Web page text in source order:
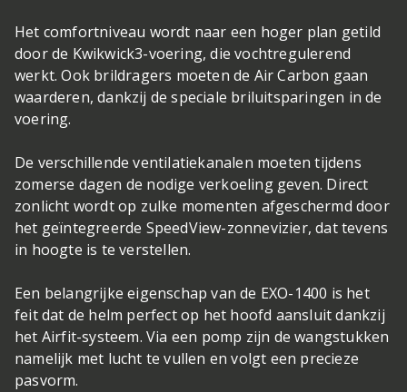
Het comfortniveau wordt naar een hoger plan getild
door de Kwikwick3-voering, die vochtregulerend
werkt. Ook brildragers moeten de Air Carbon gaan
waarderen, dankzij de speciale briluitsparingen in de
voering.
De verschillende ventilatiekanalen moeten tijdens
zomerse dagen de nodige verkoeling geven. Direct
zonlicht wordt op zulke momenten afgeschermd door
het geïntegreerde SpeedView-zonnevizier, dat tevens
in hoogte is te verstellen.
Een belangrijke eigenschap van de EXO-1400 is het
feit dat de helm perfect op het hoofd aansluit dankzij
het Airfit-systeem. Via een pomp zijn de wangstukken
namelijk met lucht te vullen en volgt een precieze
pasvorm.